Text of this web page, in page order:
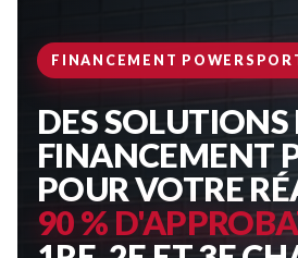
FINANCEMENT
DES SOLUTIONS
FINANCEMENT
POUR VOTRE
90 %